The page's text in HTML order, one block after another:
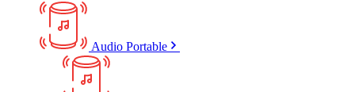
Audio Portable